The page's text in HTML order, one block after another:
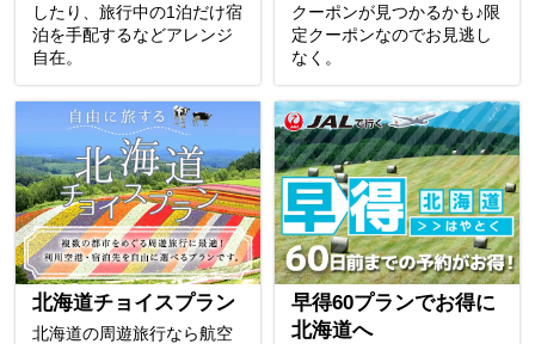
したり、旅行中の1泊だけ宿
泊を手配するなどアレンジ
自在。
クーポンが見つかるかも♪限
定クーポンなのでお見逃し
なく。
北海道チョイスプラン
北海道の周遊旅行なら航空
早得60プランでお得に
北海道へ